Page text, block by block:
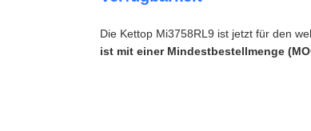
Die Kettop Mi3758RL9 ist jetzt für den
ist mit einer Mindestbestellmenge